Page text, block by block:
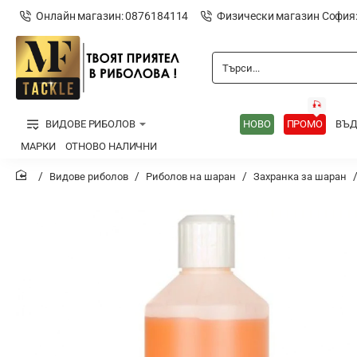
Онлайн магазин: 0876184114 Физически магазин
Търси...
ВИДОВЕ РИБОЛОВ НОВО ПРОМО
🎣
МАРКИ
ОТНОВО НАЛИЧНИ
Видове риболов Риболов на шаран Захранка за шаран